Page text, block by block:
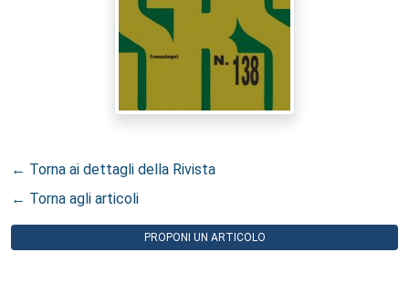
← Torna ai dettagli della Rivista
← Torna agli articoli
PROPONI UN ARTICOLO